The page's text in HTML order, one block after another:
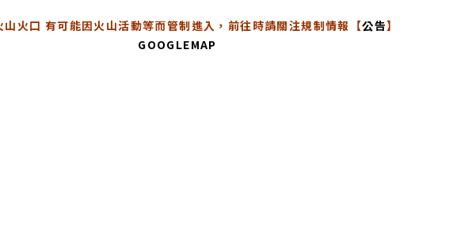
火口 有可能因火山活動等而管制進入，前往時請關注規制情報【公告】
GOOGLEMAP